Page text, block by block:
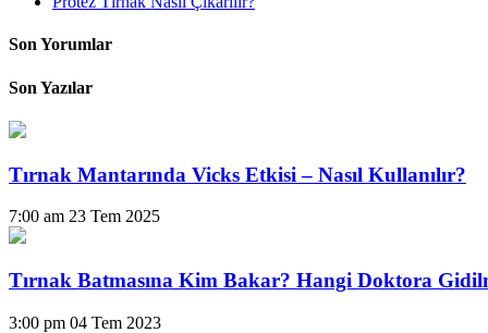
Son Yorumlar
Son Yazılar
Tırnak Mantarında Vicks Etkisi – Nasıl Kullanılır?
7:00 am 23 Tem 2025
Tırnak Batmasına Kim Bakar? Hangi Doktora
3:00 pm 04 Tem 2023